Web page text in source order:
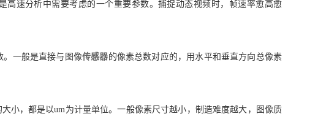
高速分析中需要考虑的一个重要参数。捕捉动态视频时，帧速率愈高愈
。一般是直接与图像传感器的像素总数对应的，用水平和垂直方向总像素
小，都是以um为计量单位。一般像素尺寸越小，制造难度越大，图像质